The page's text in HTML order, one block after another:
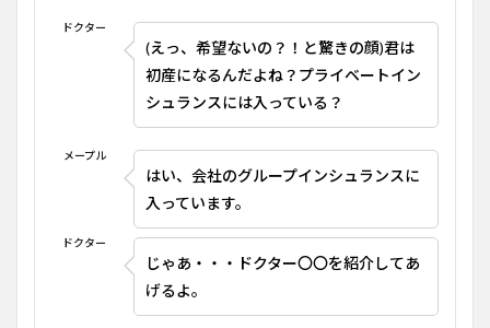
ドクター
(えっ、希望ないの？！と驚きの顔)君は
初産になるんだよね？プライベートイン
シュランスには入っている？
メープル
はい、会社のグループインシュランスに
入っています。
ドクター
じゃあ・・・ドクター〇〇を紹介してあ
げるよ。